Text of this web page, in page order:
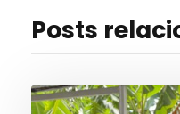
Posts